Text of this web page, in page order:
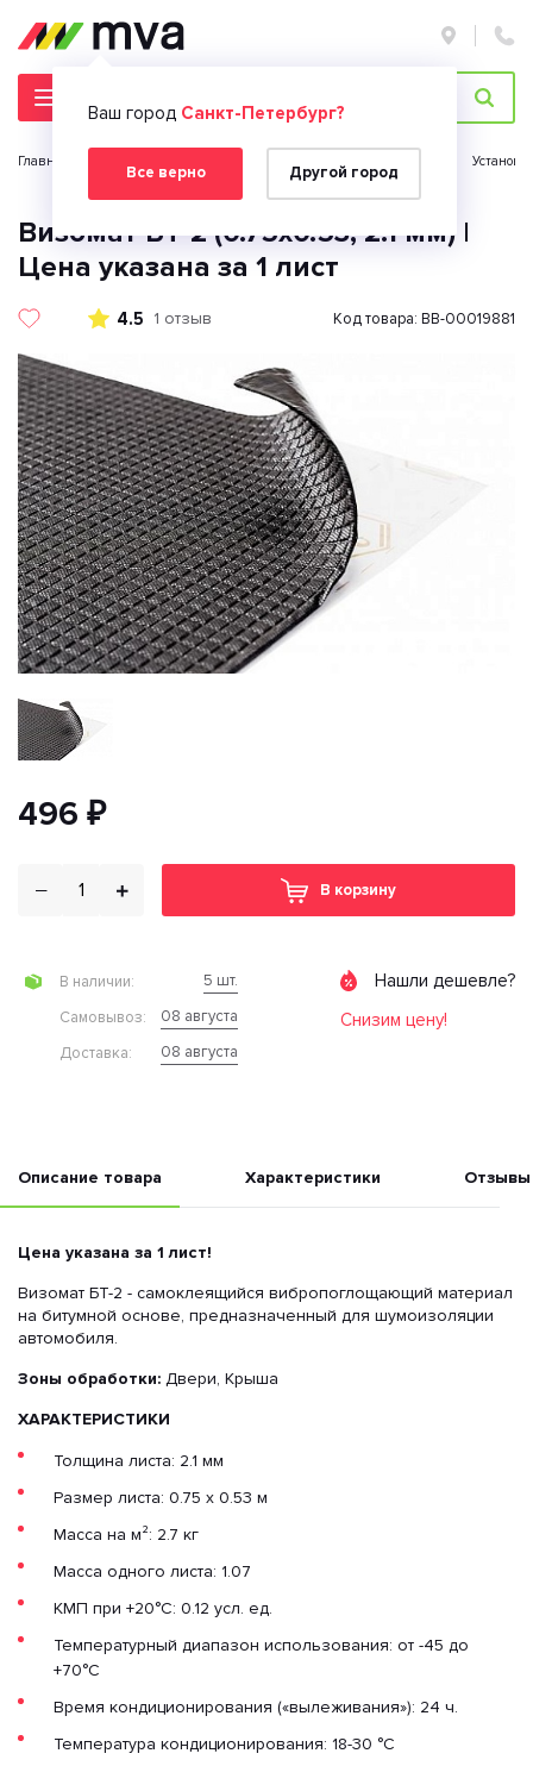
Ваш город Санкт-Петербург?
Все верно Другой город
Главная страница
Визомат БТ-2 (0.75x0.53, 2.1 мм) |
Цена указана за 1 лист
4.5 1 отзыв Код товара: BB-00019881
496 ₽
В корзину
В наличии:
5 шт.
Cамовывоз:
08 августа
Доставка:
08 августа
Нашли дешевле?
Снизим цену!
Описание товара Характеристики Отзывы
Цена указана за 1 лист!
Визомат БТ-2 - самоклеящийся вибропоглощающий материал
на битумной основе, предназначенный для шумоизоляции
автомобиля.
Зоны обработки: Двери, Крыша
ХАРАКТЕРИСТИКИ
Толщина листа: 2.1 мм
Размер листа: 0.75 x 0.53 м
Масса на м²: 2.7 кг
Масса одного листа: 1.07
КМП при +20°C: 0.12 усл. ед.
Температурный диапазон использования: от -45 до
+70°С
Время кондиционирования («вылеживания»): 24 ч.
Температура кондиционирования: 18-30 °C